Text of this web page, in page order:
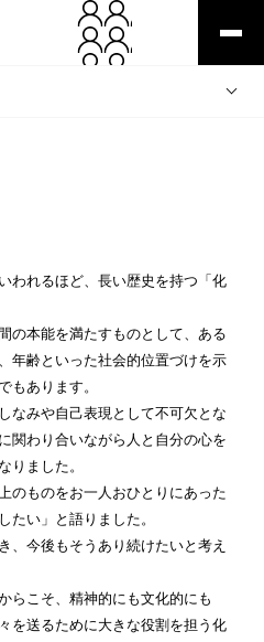
われるほど、長い歴史を持つ「化
の本能を満たすものとして、ある
年齢といった社会的位置づけを示
もあります。
なみや自己表現として不可欠とな
関わり合いながら人と自分の心を
りました。
のものをお一人おひとりにあった
たい」と語りました。
、今後もそうあり続けたいと考え
らこそ、精神的にも文化的にも
を送るために大きな役割を担う化